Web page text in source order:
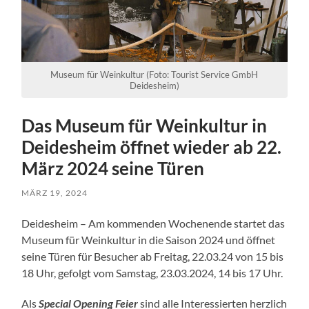
Museum für Weinkultur (Foto: Tourist Service GmbH
Deidesheim)
Das Museum für Weinkultur in
Deidesheim öffnet wieder ab 22.
März 2024 seine Türen
MÄRZ 19, 2024
Deidesheim – Am kommenden Wochenende startet das
Museum für Weinkultur in die Saison 2024 und öffnet
seine Türen für Besucher ab Freitag, 22.03.24 von 15 bis
18 Uhr, gefolgt vom Samstag, 23.03.2024, 14 bis 17 Uhr.
AlsSpecial Opening Feiersind alle Interessierten herzlich